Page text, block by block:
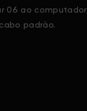
06 ao computador
padrão.